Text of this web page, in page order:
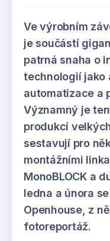
Ve výrobním
je součástí
patrná snaha o
technologií jako
automatizace a
Významný je
produkcí
sestavují pro
montážními
MonoBLOCK a
ledna a února
Openhouse, z
fotoreportáž.